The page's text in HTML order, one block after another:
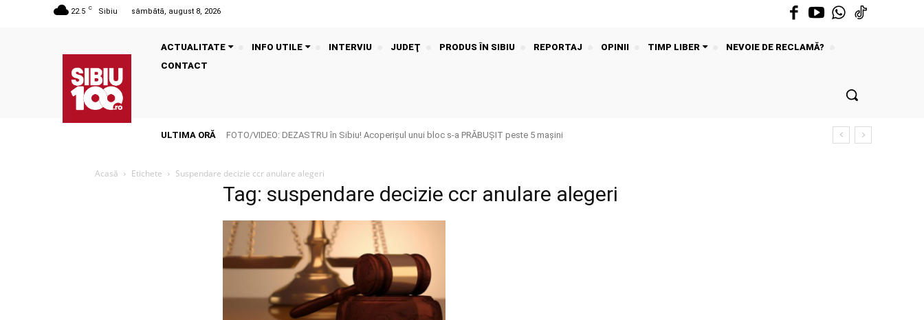
22.5 C Sibiu sâmbătă, august 8, 2026
ACTUALITATE INFO UTILE INTERVIU JUDEŢ PRODUS ÎN SIBIU REPORTAJ OPINII TIMP LIBER
NEVOIE DE RECLAMĂ?
CONTACT
ULTIMA ORĂ FOTO/VIDEO: DEZASTRU în Sibiu! Acoperișul unui bloc s-a PRĂBUȘIT peste 5 mașini
Acasă Etichete Suspendare decizie ccr anulare alegeri
Tag: suspendare decizie ccr anulare alegeri